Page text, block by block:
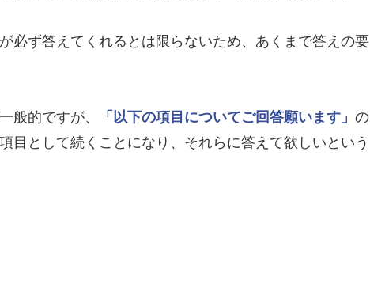
必ず答えてくれるとは限らないため、あくまで答えの要
般的ですが、 「以下の項目についてご回答願います」 の
目として続くことになり、それらに答えて欲しいという